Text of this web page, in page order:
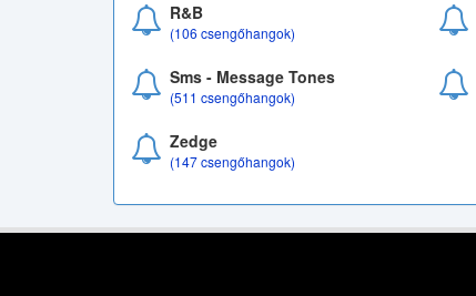
R&B
(106 csengőhangok)
Sms - Message Tones
(511 csengőhangok)
Zedge
(147 csengőhangok)